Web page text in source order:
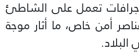
تعمل على الشاطئ
أمن خاص، ما أثار موجة